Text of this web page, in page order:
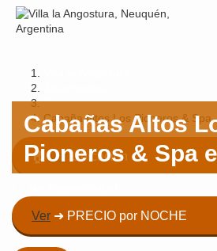
Cabañas
Cabaña Altos Los Pioneros & Spa
Cabañas Altos
Pioneros & Spa
Angostura
🏠VerUbicación Votar
$ Ver Precio
Ver ➜ PRECIO por NOCHE